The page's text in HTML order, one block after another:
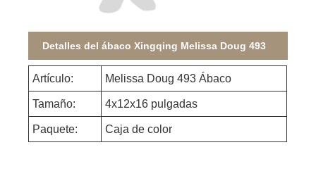
Detalles del ábaco Xingqing Melissa Doug 493
Artículo: Melissa Doug 493 Ábaco
Tamaño: 4x12x16 pulgadas
Paquete: Caja de color